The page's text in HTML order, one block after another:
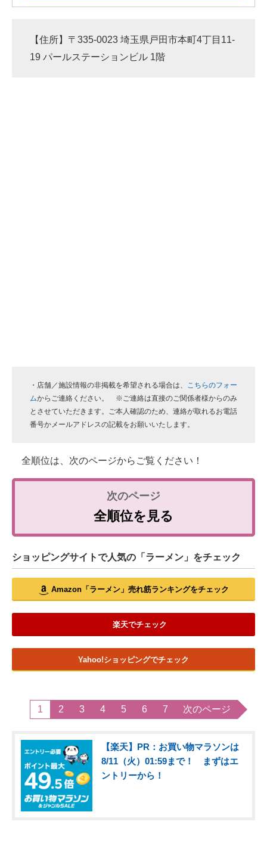
【住所】〒335-0023 埼玉県戸田市本町4丁目11-
19 パールステーションビル 1階
・店舗／施設情報の非掲載を希望される場合は、 こちらのフォー
ムからご連絡ください。 ※ご連絡は直接のご関係者様からのみ
とさせていただきます。ご本人確認のため、連絡が取れるお電話
番号かメールアドレスの記載をお願いいたします。
全順位は、次のページからご覧ください！
全順位を見る
ショッピングサイトで人気の「ラーメン」をチェック
Amazon「ラーメン」売れ筋ランキングをチェック
楽天でチェック
Yahoo!ショッピングでチェック
1 2 3 4 5 6 7 次のページ
【楽天】PR：お買い物マラソンは
8/11（火）01:59まで！ まずはエ
ントリーから！